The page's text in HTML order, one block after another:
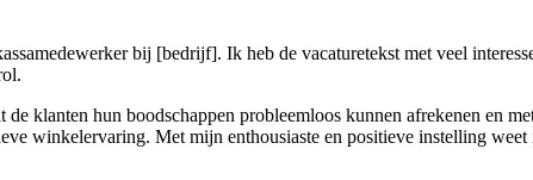
bij [bedrijf]. Ik heb de vacaturetekst met veel
klanten hun boodschappen probleemloos kunnen afrekenen en
winkelervaring. Met mijn enthousiaste en positieve instelling